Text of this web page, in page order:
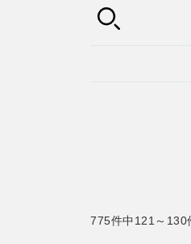
775件中121～130